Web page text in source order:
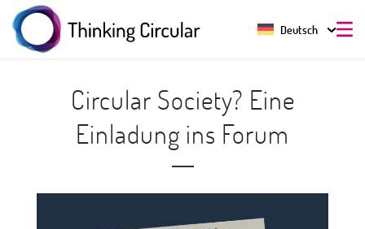
Deutsch
Circular Society? Eine
Einladung ins Forum